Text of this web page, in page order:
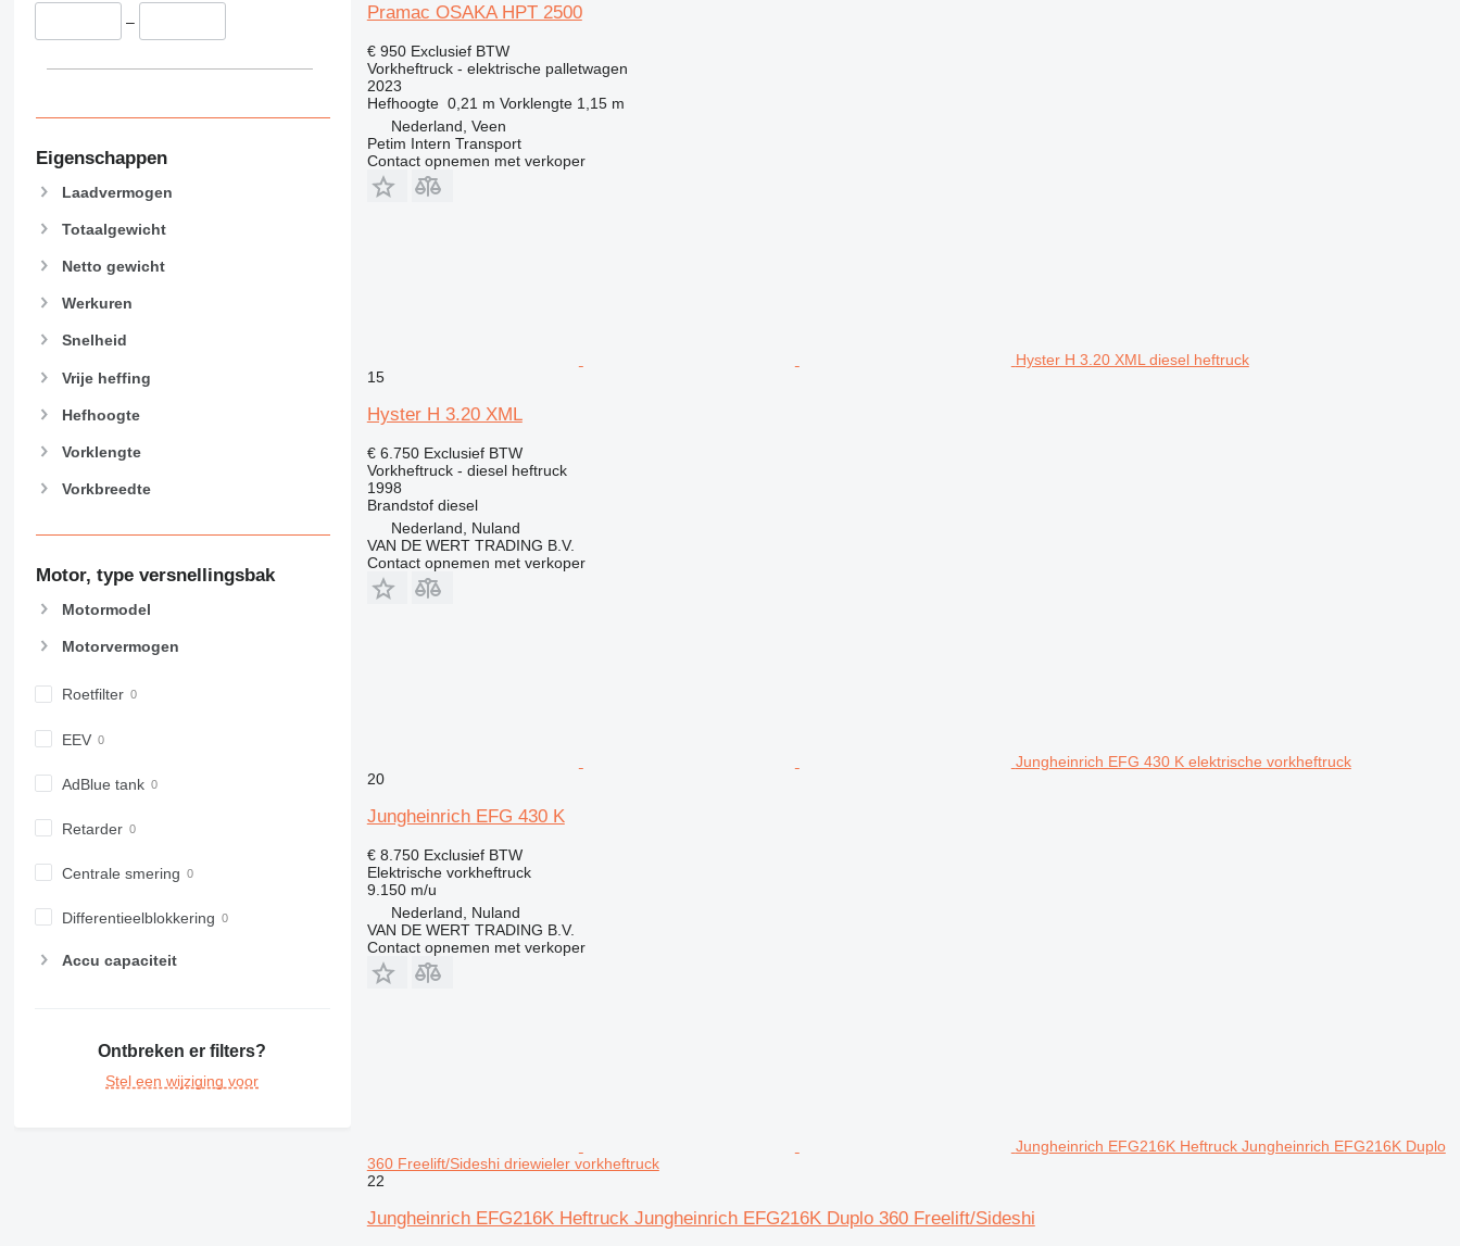
–
Eigenschappen
Laadvermogen
Totaalgewicht
Netto gewicht
Werkuren
Snelheid
Vrije heffing
Hefhoogte
Vorklengte
Vorkbreedte
Motor, type versnellingsbak
Motormodel
Motorvermogen
Roetfilter
EEV
AdBlue tank
Retarder
Centrale smering
Differentieelblokkering
Accu capaciteit
Ontbreken er filters?
Stel een wijziging voor
Pramac OSAKA HPT 2500
€ 950 Exclusief BTW
Vorkheftruck - elektrische palletwagen
2023
Hefhoogte 0,21 m Vorklengte 1,15 m
Nederland, Veen
Petim Intern Transport
Contact opnemen met verkoper
Hyster H 3.20 XML diesel heftruck
15
Hyster H 3.20 XML
€ 6.750 Exclusief BTW
Vorkheftruck - diesel heftruck
1998
Brandstof diesel
Nederland, Nuland
VAN DE WERT TRADING B.V.
Contact opnemen met verkoper
Jungheinrich EFG 430 K elektrische vorkheftruck
20
Jungheinrich EFG 430 K
€ 8.750 Exclusief BTW
Elektrische vorkheftruck
9.150 m/u
Nederland, Nuland
VAN DE WERT TRADING B.V.
Contact opnemen met verkoper
Jungheinrich EFG216K Heftruck Jungheinrich EFG216K Duplo
360 Freelift/Sideshi driewieler vorkheftruck
22
Jungheinrich EFG216K Heftruck Jungheinrich EFG216K Duplo 360 Freelift/Sideshi